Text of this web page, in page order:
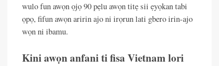
wulo fun awọn ọjọ 90 pẹlu awọn titẹ sii ẹyọkan tabi
ọpọ, fifun awọn aririn ajo ni irọrun lati gbero irin-ajo
wọn ni ibamu.
Kini awọn anfani ti fisa Vietnam lori